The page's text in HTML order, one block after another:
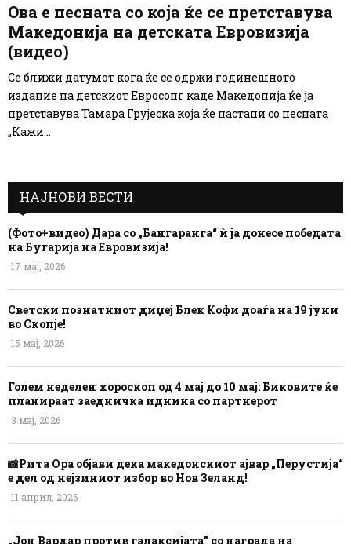
Ова е песната со која ќе се претставува
Македонија на детската Евровизија
(видео)
Се ближи датумот кога ќе се одржи годинешното
издание на детскиот Евросонг каде Македонија ќе ја
претставува Тамара Грујеска која ќе настапи со песната
„Кажи...
НАЈНОВИ ВЕСТИ
(Фото+видео) Дара со „Бангаранга“ ѝ ја донесе победата
на Бугарија на Евровизија!
17 мај, 2026
Светски познатниот диџеј Блек Кофи доаѓа на 19 јуни
во Скопје!
15 мај, 2026
Голем неделен хороскоп од 4 мај до 10 мај: Биковите ќе
планираат заедничка иднина со партнерот
3 мај, 2026
📸Рита Ора објави дека македонскиот ајвар „Перустија“
е дел од нејзиниот избор во Нов Зеланд!
11 април, 2026
„Јон Вардар против галаксијата” со награда на